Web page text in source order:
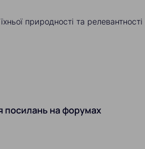
природності та релевантності
посилань на форумах